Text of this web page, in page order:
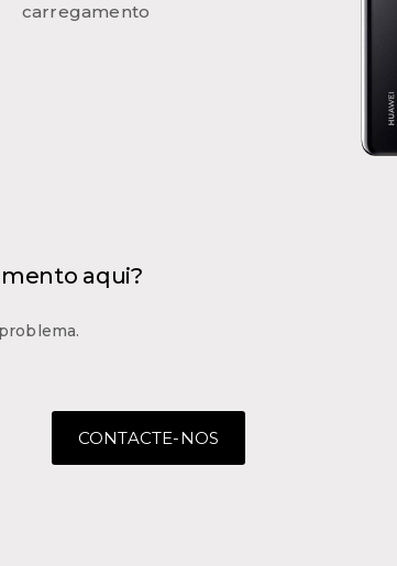
carregamento
aqui?
CONTACTE-NOS